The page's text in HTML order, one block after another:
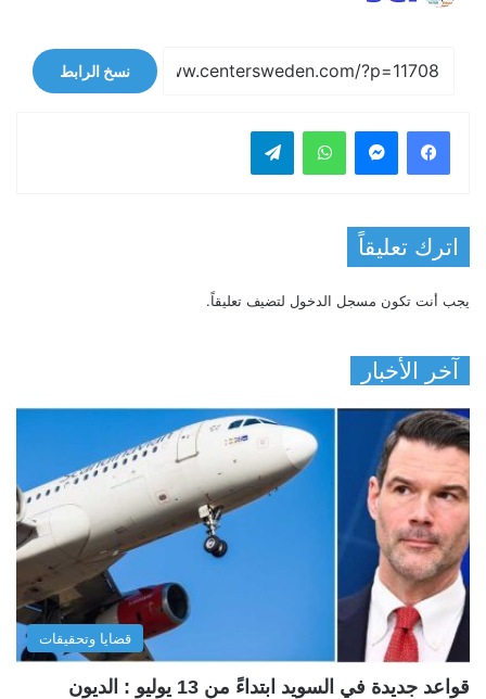
نسخ الرابط
فيسبوك واتساب
اترك تعليقاً
يجب أنت تكون مسجل الدخول لتضيف تعليقاً.
آخر الأخبار
قضايا وتحقيقات
قواعد جديدة في السويد ابتداءً من 13 يوليو : الديون